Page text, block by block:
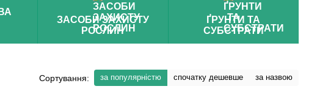
ЗАСОБИ ЗАХИСТУ
РОСЛИН
ҐРУНТИ ТА
СУБСТРАТИ
Сортування: за популярністю спочатку дешевше за назвою